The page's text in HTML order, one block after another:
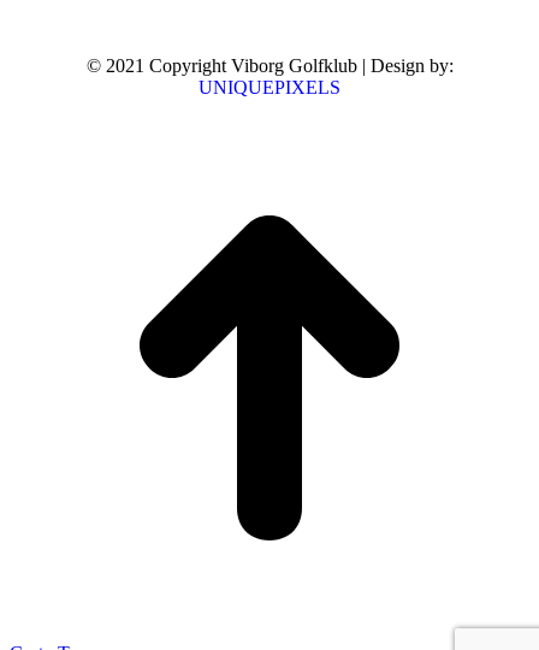
© 2021 Copyright Viborg Golfklub | Design by:
UNIQUEPIXELS